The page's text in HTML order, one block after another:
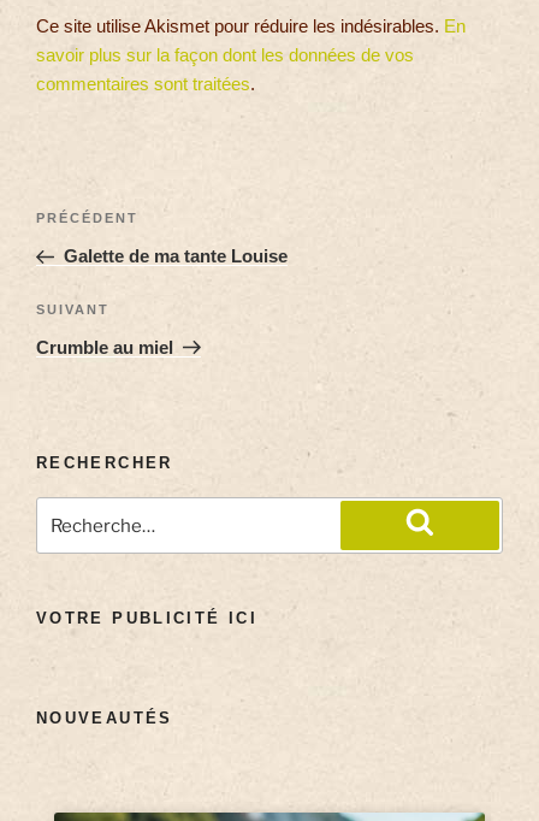
Ce site utilise Akismet pour réduire les indésirables. En
savoir plus sur la façon dont les données de vos
commentaires sont traitées.
PRÉCÉDENT
Galette de ma tante Louise
SUIVANT
Crumble au miel
RECHERCHER
VOTRE PUBLICITÉ ICI
NOUVEAUTÉS